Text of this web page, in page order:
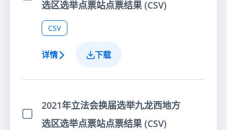
选区选举点票站点票结果 (CSV)
CSV
详情 下载
选择项目
2021年立法会换届选举九龙西地方
选区选举点票站点票结果 (CSV)